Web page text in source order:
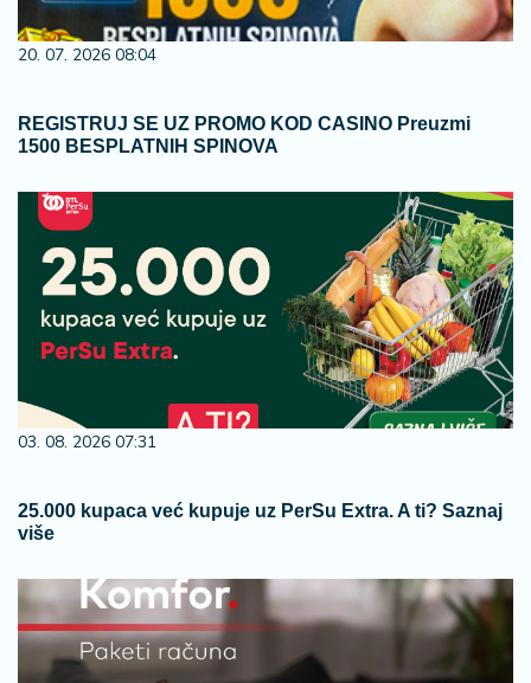
20. 07. 2026 08:04
REGISTRUJ SE UZ PROMO KOD CASINO Preuzmi
1500 BESPLATNIH SPINOVA
03. 08. 2026 07:31
25.000 kupaca već kupuje uz PerSu Extra. A ti? Saznaj
više